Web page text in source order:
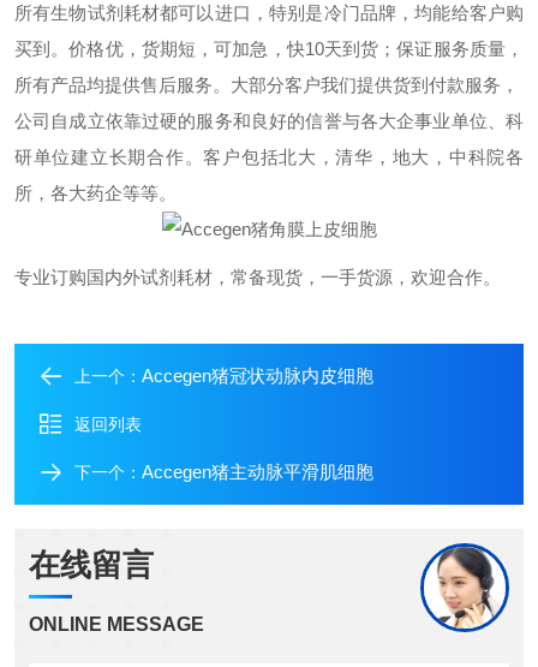
所有生物试剂耗材都可以进口，特别是冷门品牌，均能给客户购
买到。价格优，货期短，可加急，快10天到货；保证服务质量，
所有产品均提供售后服务。大部分客户我们提供货到付款服务，
公司自成立依靠过硬的服务和良好的信誉与各大企事业单位、科
研单位建立长期合作。客户包括北大，清华，地大，中科院各
所，各大药企等等。
专业订购国内外试剂耗材，常备现货，一手货源，欢迎合作。
上一个： Accegen猪冠状动脉内皮细胞
返回列表
下一个： Accegen猪主动脉平滑肌细胞
在线留言
ONLINE MESSAGE